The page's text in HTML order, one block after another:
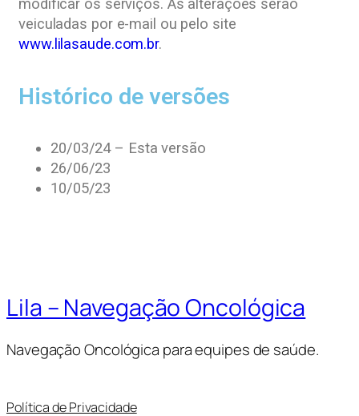
modificar os serviços. As alterações serão
veiculadas por e-mail ou pelo site
www.lilasaude.com.br.
Histórico de versões
20/03/24 – Esta versão
26/06/23
10/05/23
Lila – Navegação Oncológica
Navegação Oncológica para equipes de saúde.
Política de Privacidade